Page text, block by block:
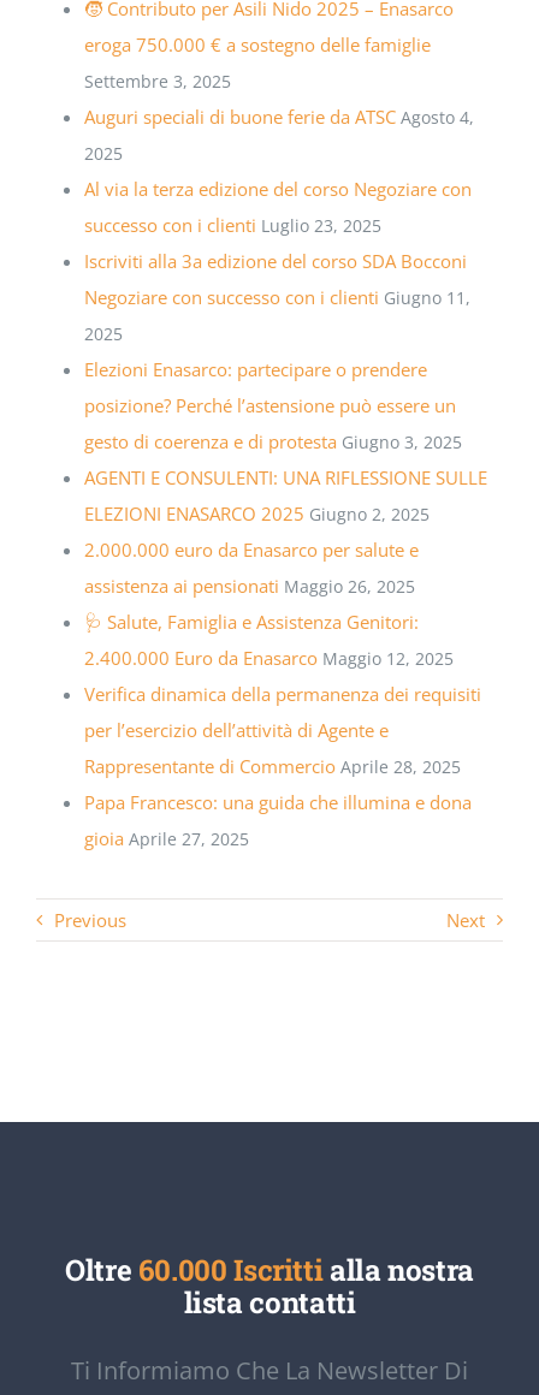
🧒 Contributo per Asili Nido 2025 – Enasarco
eroga 750.000 € a sostegno delle famiglie
Settembre 3, 2025
Auguri speciali di buone ferie da ATSC Agosto 4,
2025
Al via la terza edizione del corso Negoziare con
successo con i clienti Luglio 23, 2025
Iscriviti alla 3a edizione del corso SDA Bocconi
Negoziare con successo con i clienti Giugno 11,
2025
Elezioni Enasarco: partecipare o prendere
posizione? Perché l’astensione può essere un
gesto di coerenza e di protesta Giugno 3, 2025
AGENTI E CONSULENTI: UNA RIFLESSIONE SULLE
ELEZIONI ENASARCO 2025 Giugno 2, 2025
2.000.000 euro da Enasarco per salute e
assistenza ai pensionati Maggio 26, 2025
🩺 Salute, Famiglia e Assistenza Genitori:
2.400.000 Euro da Enasarco Maggio 12, 2025
Verifica dinamica della permanenza dei requisiti
per l’esercizio dell’attività di Agente e
Rappresentante di Commercio Aprile 28, 2025
Papa Francesco: una guida che illumina e dona
gioia Aprile 27, 2025
Previous Next
Oltre 60.000 Iscrittialla nostra
lista contatti
Ti Informiamo Che La Newsletter Di